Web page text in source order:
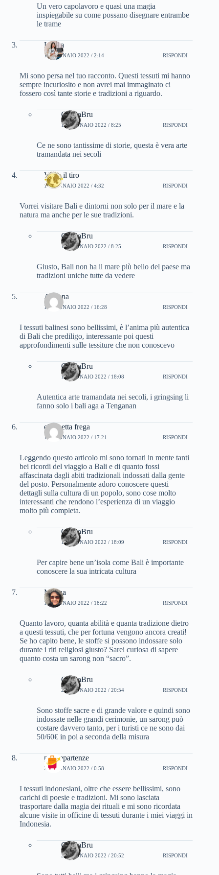
Un vero capolavoro e quasi una magia
inspiegabile su come possano disegnare entrambe
le trame
Libera
19 GENNAIO 2022 / 2:14 RISPONDI
Mi sono persa nel tuo racconto. Questi tessuti mi hanno
sempre incuriosito e non avrei mai immaginato ci
fossero così tante storie e tradizioni a riguardo.
CinziaBru
19 GENNAIO 2022 / 8:25 RISPONDI
Ce ne sono tantissime di storie, questa è vera arte
tramandata nei secoli
Vi do il tiro
19 GENNAIO 2022 / 4:32 RISPONDI
Vorrei visitare Bali e dintorni non solo per il mare e la
natura ma anche per le sue tradizioni.
CinziaBru
19 GENNAIO 2022 / 8:25 RISPONDI
Giusto, Bali non ha il mare più bello del paese ma
tradizioni uniche tutte da vedere
Arianna
19 GENNAIO 2022 / 16:28 RISPONDI
I tessuti balinesi sono bellissimi, è l’anima più autentica
di Bali che prediligo, interessante poi questi
approfondimenti sulle tessiture che non conoscevo
CinziaBru
19 GENNAIO 2022 / 18:08 RISPONDI
Autentica arte tramandata nei secoli, i gringsing li
fanno solo i bali aga a Tenganan
elisabetta frega
19 GENNAIO 2022 / 17:21 RISPONDI
Leggendo questo articolo mi sono tornati in mente tanti
bei ricordi del viaggio a Bali e di quanto fossi
affascinata dagli abiti tradizionali indossati dalla gente
del posto. Personalmente adoro conoscere questi
dettagli sulla cultura di un popolo, sono cose molto
interessanti che rendono l’esperienza di un viaggio
molto più completa.
CinziaBru
19 GENNAIO 2022 / 18:09 RISPONDI
Per capire bene un’isola come Bali è importante
conoscere la sua intricata cultura
Marina
19 GENNAIO 2022 / 18:22 RISPONDI
Quanto lavoro, quanta abilità e quanta tradizione dietro
a questi tessuti, che per fortuna vengono ancora creati!
Se ho capito bene, le stoffe si possono indossare solo
durante i riti religiosi giusto? Sarei curiosa di sapere
quanto costa un sarong non “sacro”.
CinziaBru
25 GENNAIO 2022 / 20:54 RISPONDI
Sono stoffe sacre e di grande valore e quindi sono
indossate nelle grandi cerimonie, un sarong può
costare davvero tanto, per i turisti ce ne sono dai
50/60€ in poi a seconda della misura
partyepartenze
20 GENNAIO 2022 / 0:58 RISPONDI
I tessuti indonesiani, oltre che essere bellissimi, sono
carichi di poesie e tradizioni. Mi sono lasciata
trasportare dalla magia dei rituali e mi sono ricordata
alcune visite in officine di tessuti durante i miei viaggi in
Indonesia.
CinziaBru
25 GENNAIO 2022 / 20:52 RISPONDI